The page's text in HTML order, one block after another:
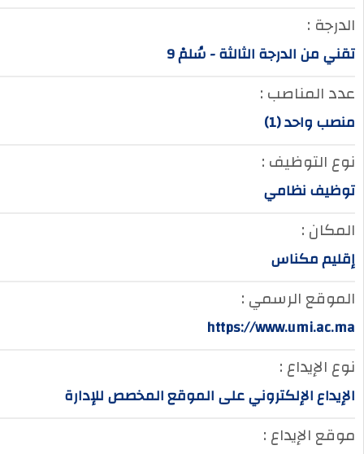
الدرجة :
تقني من الدرجة الثالثة - سُلمْ 9
عدد المناصب :
منصب واحد (1)
نوع التوظيف :
توظيف نظامي
المكان :
إقليم مكناس
الموقع الرسمي :
https://www.umi.ac.ma
نوع الإيداع :
الإيداع الإلكتروني على الموقع المخصص للإدارة
موقع الإيداع :